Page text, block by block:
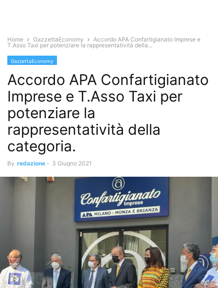
Home GazzettaEconomy
Accordo APA Confartigianato Imprese e
T.Asso Taxi per potenziare la rappresentatività della...
GazzettaEconomy
Accordo APA Confartigianato
Imprese e T.Asso Taxi per
potenziare la
rappresentatività della
categoria.
By redazione - 3 Giugno 2021